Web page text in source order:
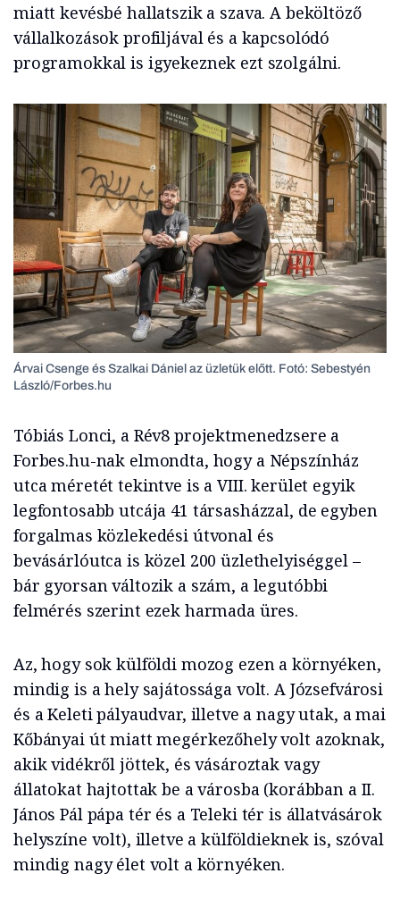
miatt kevésbé hallatszik a szava. A beköltöző
vállalkozások profiljával és a kapcsolódó
programokkal is igyekeznek ezt szolgálni.
Árvai Csenge és Szalkai Dániel az üzletük előtt. Fotó: Sebestyén
László/Forbes.hu
Tóbiás Lonci, a Rév8 projektmenedzsere a
Forbes.hu-nak elmondta, hogy a Népszínház
utca méretét tekintve is a VIII. kerület egyik
legfontosabb utcája 41 társasházzal, de egyben
forgalmas közlekedési útvonal és
bevásárlóutca is közel 200 üzlethelyiséggel –
bár gyorsan változik a szám, a legutóbbi
felmérés szerint ezek harmada üres.
Az, hogy sok külföldi mozog ezen a környéken,
mindig is a hely sajátossága volt. A Józsefvárosi
és a Keleti pályaudvar, illetve a nagy utak, a mai
Kőbányai út miatt megérkezőhely volt azoknak,
akik vidékről jöttek, és vásároztak vagy
állatokat hajtottak be a városba (korábban a II.
János Pál pápa tér és a Teleki tér is állatvásárok
helyszíne volt), illetve a külföldieknek is, szóval
mindig nagy élet volt a környéken.